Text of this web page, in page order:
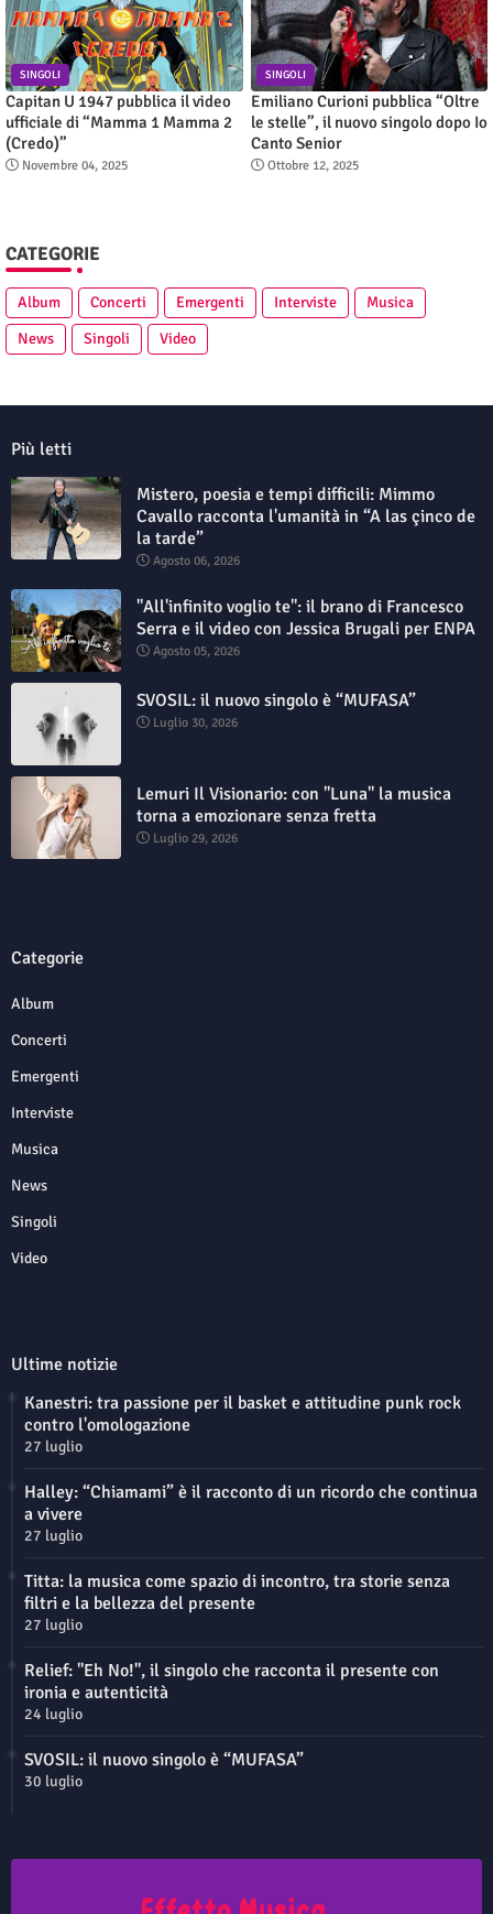
SINGOLI
Capitan U 1947 pubblica il video
ufficiale di “Mamma 1 Mamma 2
(Credo)”
Novembre 04, 2025
SINGOLI
Emiliano Curioni pubblica “Oltre
le stelle”, il nuovo singolo dopo Io
Canto Senior
Ottobre 12, 2025
CATEGORIE
Album Concerti Emergenti Interviste
Musica
News
Singoli Video
Più letti
Mistero, poesia e tempi difficili: Mimmo
Cavallo racconta l'umanità in “A las çinco de
la tarde”
Agosto 06, 2026
"All'infinito voglio te": il brano di Francesco
Serra e il video con Jessica Brugali per ENPA
Agosto 05, 2026
SVOSIL: il nuovo singolo è “MUFASA”
Luglio 30, 2026
Lemuri Il Visionario: con "Luna" la musica
torna a emozionare senza fretta
Luglio 29, 2026
Categorie
Album
Concerti
Emergenti
Interviste
Musica
News
Singoli
Video
Ultime notizie
Kanestri: tra passione per il basket e attitudine punk rock
contro l'omologazione
27 luglio
Halley: “Chiamami” è il racconto di un ricordo che continua
a vivere
27 luglio
Titta: la musica come spazio di incontro, tra storie senza
filtri e la bellezza del presente
27 luglio
Relief: "Eh No!", il singolo che racconta il presente con
ironia e autenticità
24 luglio
SVOSIL: il nuovo singolo è “MUFASA”
30 luglio